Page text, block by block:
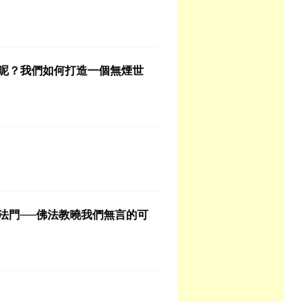
？我們如何打造一個無煙世
門──佛法教曉我們無言的可